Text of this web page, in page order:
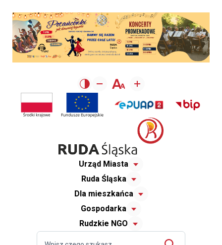
Urząd Miasta
Ruda Śląska
Dla mieszkańca
Gospodarka
Rudzkie NGO